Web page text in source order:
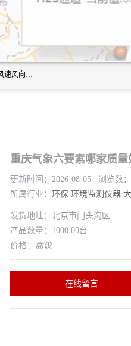
富奥通科技主营：气象五参数,气象六要素,微型自动气象站,网格化空气质量监测仪,六要素自动气象站,超声波风速风向传感器,能见度仪,大气微型站,交通自动气象站,高速路面结冰监测,路面状况传感器等。
重庆气象六要素哪家质
更新时间：2026-08-05 浏览数
所属行业： 环保 环境监测仪器
发货地址：北京市门头沟区
产品数量：1000.00台
价格： 面议
在线留言